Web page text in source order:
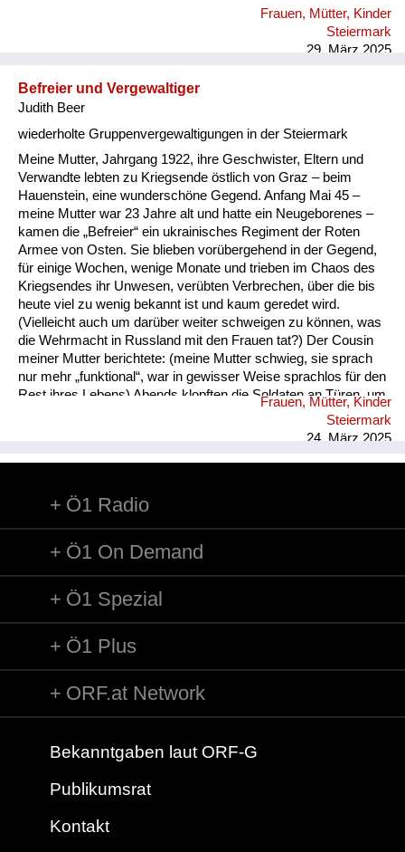
Frauen, Mütter, Kinder
Steiermark
29. März 2025
Befreier und Vergewaltiger
Judith Beer
wiederholte Gruppenvergewaltigungen in der Steiermark
Meine Mutter, Jahrgang 1922, ihre Geschwister, Eltern und
Verwandte lebten zu Kriegsende östlich von Graz – beim
Hauenstein, eine wunderschöne Gegend. Anfang Mai 45 –
meine Mutter war 23 Jahre alt und hatte ein Neugeborenes –
kamen die „Befreier“ ein ukrainisches Regiment der Roten
Armee von Osten. Sie blieben vorübergehend in der Gegend,
für einige Wochen, wenige Monate und trieben im Chaos des
Kriegsendes ihr Unwesen, verübten Verbrechen, über die bis
heute viel zu wenig bekannt ist und kaum geredet wird.
(Vielleicht auch um darüber weiter schweigen zu können, was
die Wehrmacht in Russland mit den Frauen tat?) Der Cousin
meiner Mutter berichtete: (meine Mutter schwieg, sie sprach
nur mehr „funktional“, war in gewisser Weise sprachlos für den
Rest ihres Lebens) Abends klopften die Soldaten an Türen, um
Frauen und Mädchen abzuholen. Wurde nicht gleich geöffnet,
schossen sie in die Luft, verbreiteten so Angst und Schrecken.
Frauen, Mütter, Kinder
Steiermark
24. März 2025
Ö1 Radio
Ö1 On Demand
Ö1 Spezial
Ö1 Plus
ORF.at Network
Bekanntgaben laut ORF-G
Publikumsrat
Kontakt